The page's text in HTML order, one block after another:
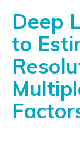
Deep
to